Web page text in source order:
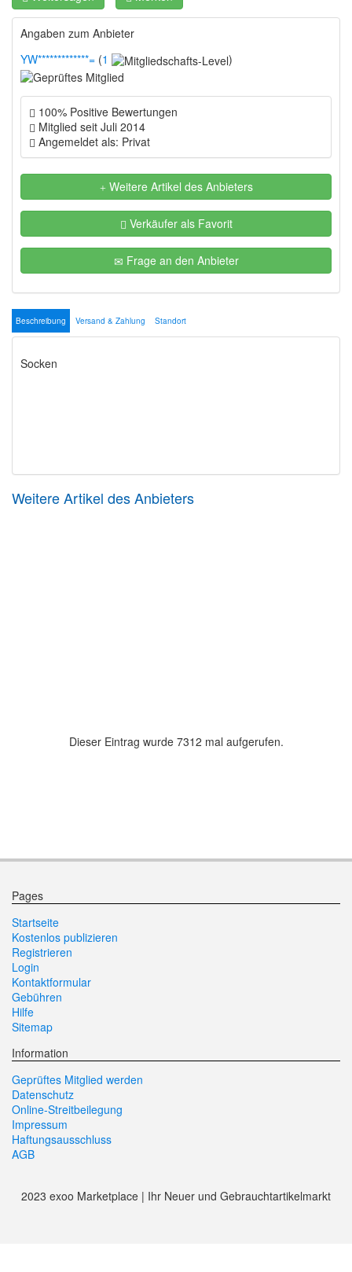
Angaben zum Anbieter
YW*************= (1 )
100% Positive Bewertungen
Mitglied seit Juli 2014
Angemeldet als: Privat
Weitere Artikel des Anbieters
Verkäufer als Favorit
Frage an den Anbieter
Beschreibung Versand & Zahlung Standort
Weitere Artikel des Anbieters
Dieser Eintrag wurde 7312 mal aufgerufen.
Pages
Startseite
Kostenlos publizieren
Registrieren
Login
Kontaktformular
Gebühren
Hilfe
Sitemap
Information
Geprüftes Mitglied werden
Datenschutz
Online-Streitbeilegung
Impressum
Haftungsausschluss
AGB
2023 exoo Marketplace | Ihr Neuer und Gebrauchtartikelmarkt